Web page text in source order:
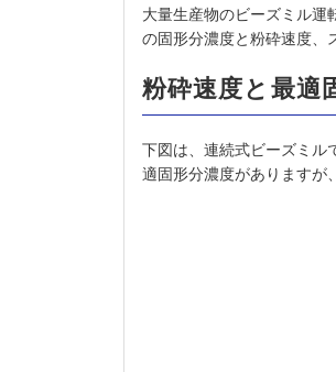
大量生産物のビーズミル運
の固形分濃度と粉砕速度、
粉砕速度と最適
下図は、連続式ビーズミル
適固形分濃度がありますが